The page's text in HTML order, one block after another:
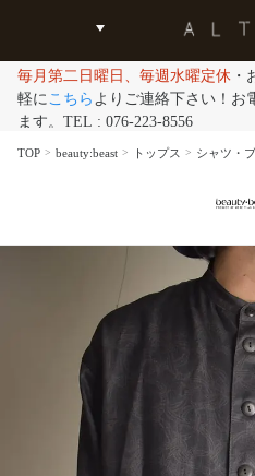
毎月第二日曜日、毎週水曜定休 ・
軽にこちら よりご連絡下さい！お
ます。TEL : 076-223-8556
TOP beauty:beast トップス シャツ・